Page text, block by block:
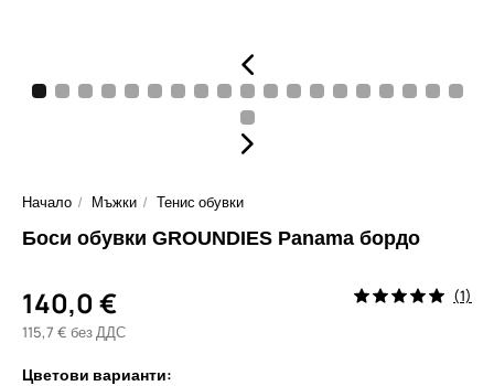
Начало Мъжки Тенис обувки
Боси обувки GROUNDIES Panama бордо
140,0 €
115,7 € без ДДС
(1)
Цветови варианти: